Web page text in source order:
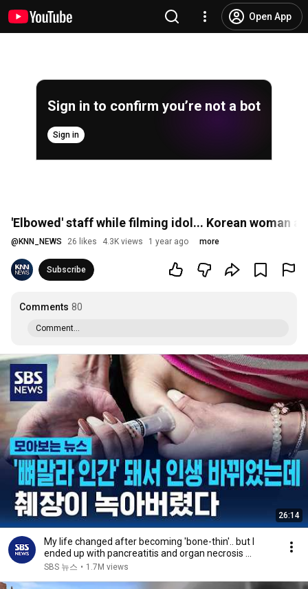
Open App
Sign in to confirm you’re not a bot
Sign in
'Elbowed' staff while filming idol... Korean woman
@ KNN_NEWS 26 likes 4.3K views 1 year ago more
Subscribe
Comments 80
Comment...
26:14
My life changed after becoming 'bone-thin'.. but I
ended up with pancreatitis and organ necrosis ...
SBS 뉴스 • 1.7M views